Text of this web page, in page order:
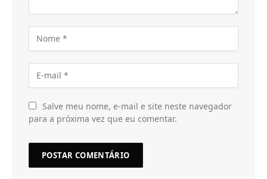
Salve meu nome, e-mail e site neste navegador
para a próxima vez que eu comentar.